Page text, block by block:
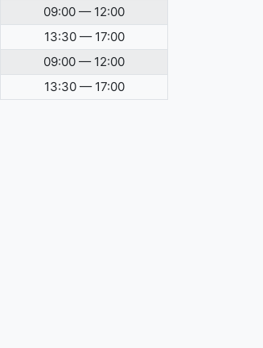
09:00 — 12:00
13:30 — 17:00
09:00 — 12:00
13:30 — 17:00